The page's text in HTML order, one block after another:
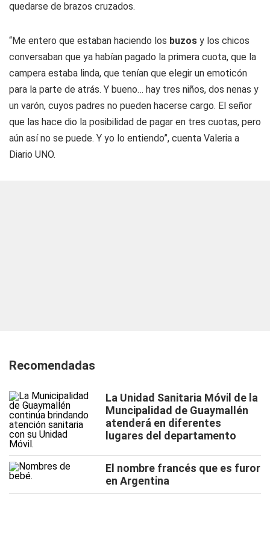
quedarse de brazos cruzados.
“Me entero que estaban haciendo los buzos y los chicos
conversaban que ya habían pagado la primera cuota, que la
campera estaba linda, que tenían que elegir un emoticón
para la parte de atrás. Y bueno… hay tres niños, dos nenas y
un varón, cuyos padres no pueden hacerse cargo. El señor
que las hace dio la posibilidad de pagar en tres cuotas, pero
aún así no se puede. Y yo lo entiendo”, cuenta Valeria a
Diario UNO.
Recomendadas
La Unidad Sanitaria Móvil de la
Muncipalidad de Guaymallén
atenderá en diferentes
lugares del departamento
El nombre francés que es furor
en Argentina